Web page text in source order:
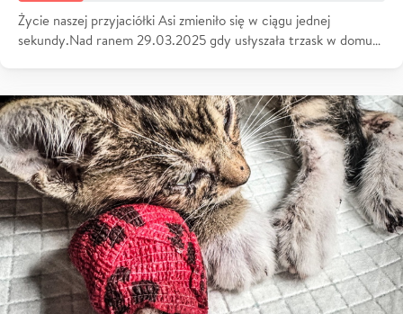
Życie naszej przyjaciółki Asi zmieniło się w ciągu jednej
sekundy.Nad ranem 29.03.2025 gdy usłyszała trzask w domu…